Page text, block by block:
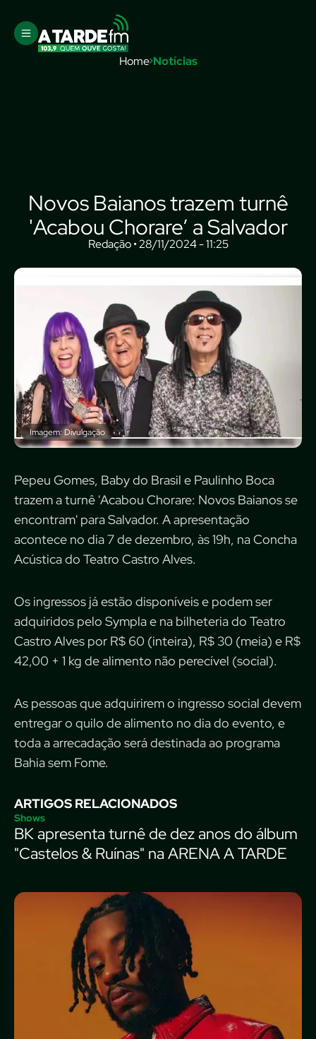
Home Notícias
Novos Baianos trazem turnê
'Acabou Chorare’ a Salvador
Redação • 28/11/2024 - 11:25
Imagem: Divulgação
Pepeu Gomes, Baby do Brasil e Paulinho Boca
trazem a turnê 'Acabou Chorare: Novos Baianos se
encontram' para Salvador. A apresentação
acontece no dia 7 de dezembro, às 19h, na Concha
Acústica do Teatro Castro Alves.
Os ingressos já estão disponíveis e podem ser
adquiridos pelo Sympla e na bilheteria do Teatro
Castro Alves por R$ 60 (inteira), R$ 30 (meia) e R$
42,00 + 1 kg de alimento não perecível (social).
As pessoas que adquirirem o ingresso social devem
entregar o quilo de alimento no dia do evento, e
toda a arrecadação será destinada ao programa
Bahia sem Fome.
ARTIGOS RELACIONADOS
Shows
BK apresenta turnê de dez anos do álbum
"Castelos & Ruínas" na ARENA A TARDE